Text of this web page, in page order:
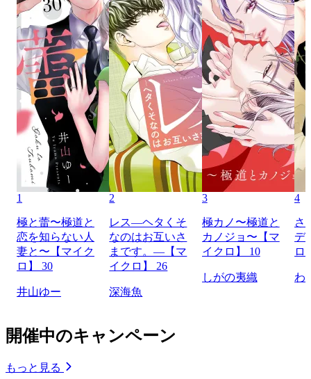
1
極と蕾〜極道と
恋を知らない人
妻と〜【マイク
ロ】 30
井山ゆー
2
レス―ヘタくそ
なのはお互いさ
まです。―【マ
イクロ】 26
深海魚
3
極カノ〜極道と
カノジョ〜【マ
イクロ】 10
しがの夷織
4
さ
デ
ロ
わ
開催中のキャンペーン
もっと見る